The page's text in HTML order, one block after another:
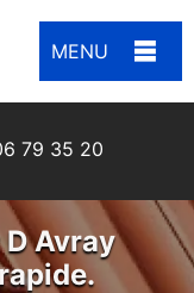
MENU
79 35 20
Avray